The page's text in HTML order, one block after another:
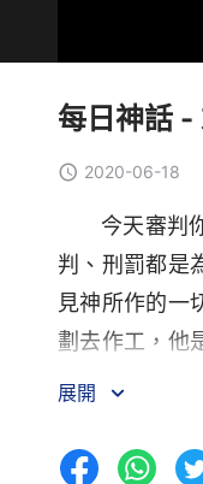
每日神話 -
2020-06-18
今天審判
判、刑罰都是
見神所作的一
劃去作工，他
你這個人敗壞
營計劃未結束
展開